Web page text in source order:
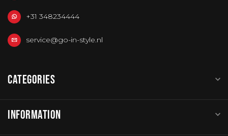
+31 348234444
service@go-in-style.nl
CATEGORIES
INFORMATION